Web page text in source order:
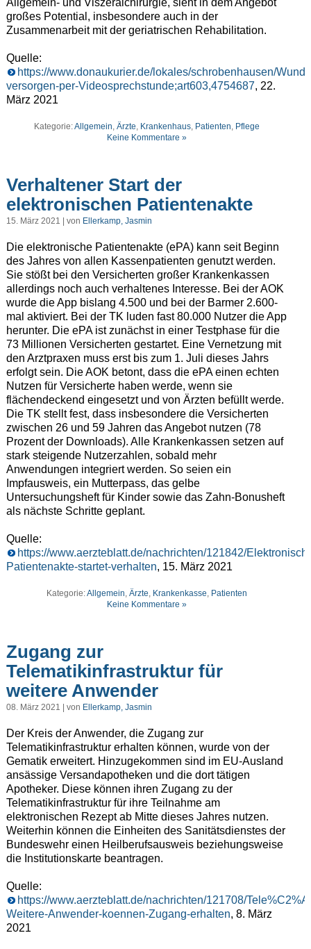
Allgemein- und Viszeralchirurgie, sieht in dem Angebot
großes Potential, insbesondere auch in der
Zusammenarbeit mit der geriatrischen Rehabilitation.
Quelle:
https://www.donaukurier.de/lokales/schrobenhausen/
versorgen-per-Videosprechstunde;art603,4754687, 22.
März 2021
Kategorie:Allgemein,Ärzte, Krankenhaus, Patienten, Pflege
Keine Kommentare »
Verhaltener Start der
elektronischen Patientenakte
15. März 2021 | von Ellerkamp, Jasmin
Die elektronische Patientenakte (ePA) kann seit Beginn
des Jahres von allen Kassenpatienten genutzt werden.
Sie stößt bei den Versicherten großer Krankenkassen
allerdings noch auch verhaltenes Interesse. Bei der AOK
wurde die App bislang 4.500 und bei der Barmer 2.600-
mal aktiviert. Bei der TK luden fast 80.000 Nutzer die App
herunter. Die ePA ist zunächst in einer Testphase für die
73 Millionen Versicherten gestartet. Eine Vernetzung mit
den Arztpraxen muss erst bis zum 1. Juli dieses Jahrs
erfolgt sein. Die AOK betont, dass die ePA einen echten
Nutzen für Versicherte haben werde, wenn sie
flächendeckend eingesetzt und von Ärzten befüllt werde.
Die TK stellt fest, dass insbesondere die Versicherten
zwischen 26 und 59 Jahren das Angebot nutzen (78
Prozent der Downloads). Alle Krankenkassen setzen auf
stark steigende Nutzerzahlen, sobald mehr
Anwendungen integriert werden. So seien ein
Impfausweis, ein Mutterpass, das gelbe
Untersuchungsheft für Kinder sowie das Zahn-Bonusheft
als nächste Schritte geplant.
Quelle:
https://www.aerzteblatt.de/nachrichten/121842/
Patientenakte-startet-verhalten, 15. März 2021
Kategorie:Allgemein,Ärzte, Krankenkasse, Patienten
Keine Kommentare »
Zugang zur
Telematikinfrastruktur für
weitere Anwender
08. März 2021 | von Ellerkamp, Jasmin
Der Kreis der Anwender, die Zugang zur
Telematikinfrastruktur erhalten können, wurde von der
Gematik erweitert. Hinzugekommen sind im EU-Ausland
ansässige Versandapotheken und die dort tätigen
Apotheker. Diese können ihren Zugang zu der
Telematikinfrastruktur für ihre Teilnahme am
elektronischen Rezept ab Mitte dieses Jahres nutzen.
Weiterhin können die Einheiten des Sanitätsdienstes der
Bundeswehr einen Heilberufsausweis beziehungsweise
die Institutionskarte beantragen.
Quelle:
https://www.aerzteblatt.de/nachrichten/121708/
Weitere-Anwender-koennen-Zugang-erhalten, 8. März
2021